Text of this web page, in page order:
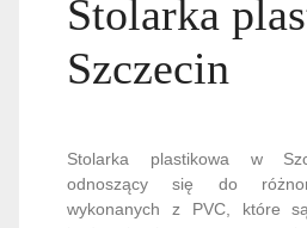
Stolarka
Szczecin
Stolarka plastikowa w
odnoszący się do
wykonanych z PVC, które